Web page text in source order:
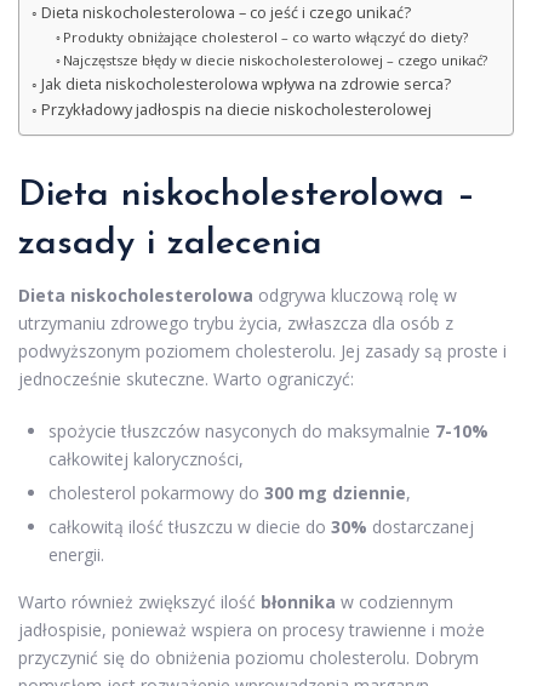
Dieta niskocholesterolowa – co jeść i czego unikać?
Produkty obniżające cholesterol – co warto włączyć do diety?
Najczęstsze błędy w diecie niskocholesterolowej – czego unikać?
Jak dieta niskocholesterolowa wpływa na zdrowie serca?
Przykładowy jadłospis na diecie niskocholesterolowej
Dieta niskocholesterolowa –
zasady i zalecenia
Dieta niskocholesterolowa odgrywa kluczową rolę w
utrzymaniu zdrowego trybu życia, zwłaszcza dla osób z
podwyższonym poziomem cholesterolu. Jej zasady są proste i
jednocześnie skuteczne. Warto ograniczyć:
spożycie tłuszczów nasyconych do maksymalnie 7-10%
całkowitej kaloryczności,
cholesterol pokarmowy do 300 mg dziennie,
całkowitą ilość tłuszczu w diecie do 30% dostarczanej
energii.
Warto również zwiększyć ilość błonnika w codziennym
jadłospisie, ponieważ wspiera on procesy trawienne i może
przyczynić się do obniżenia poziomu cholesterolu. Dobrym